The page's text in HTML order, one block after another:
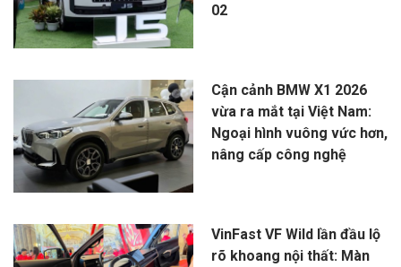
02
Cận cảnh BMW X1 2026
vừa ra mắt tại Việt Nam:
Ngoại hình vuông vức hơn,
nâng cấp công nghệ
VinFast VF Wild lần đầu lộ
rõ khoang nội thất: Màn